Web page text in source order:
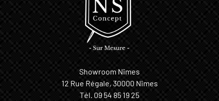
Showroom Nîmes
12 Rue Régale, 30000 Nîmes
Tél. 09 54 85 19 25